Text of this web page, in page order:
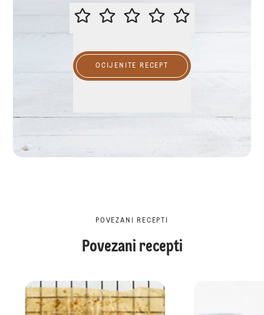
MOLIMO OCIJENITE OVAJ
OCIJENITE RECEPT
POVEZANI RECEPTI
Povezani recepti